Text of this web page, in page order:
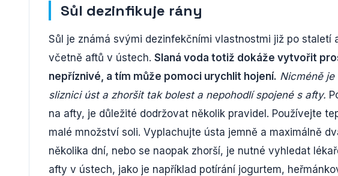
Sůl dezinfikuje rány
Sůl je známá svými dezinfekčními vlastnostmi již po
včetně aftů v ústech. Slaná voda totiž dokáže vytvořit
nepříznivé, a tím může pomoci urychlit hojení. Nicméně
sliznici úst a zhoršit tak bolest a nepohodlí spojené s afty.
na afty, je důležité dodržovat několik pravidel. Používejte
malé množství soli. Vyplachujte ústa jemně a maximálně
několika dní, nebo se naopak zhorší, je nutné vyhledat
afty v ústech, jako je například potírání jogurtem,